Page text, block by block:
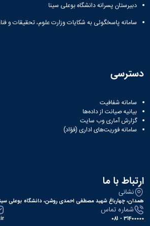
دانشگاه
دبیرستان پسرانه دانشگاه بوعلی سینا
سامانه پاسخگوئی به شکایات وزارت علوم، تحقیقات و
دسترسی
سامانه شفافیت
بیانیه صیانت از داده‌ها
گزارش آماری وب‌ سایت
سامانه فوریت‌های اداری (فؤاد)
ارتباط با ما
نشانی
همدان، چهارباغ شهید مصطفی احمدی روشن، دانشگاه بوعلی
شماره تماس
31400000 - 081